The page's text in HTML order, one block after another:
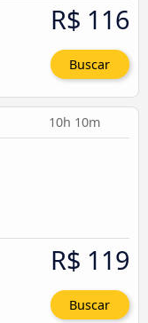
R$ 116
Buscar
10h 10m
R$ 119
Buscar